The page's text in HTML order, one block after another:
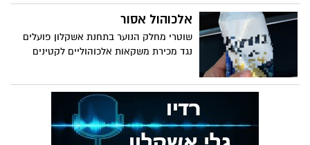
אלכוהול אסור
שוטרי מחלק הנוער בתחנת אשקלון פועלים
נגד מכירת משקאות אלכוהוליים לקטינים